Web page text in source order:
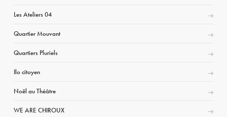
Les Ateliers 04
Quartier Mouvant
Quartiers Pluriels
Ilo citoyen
Noël au Théâtre
WE ARE CHIROUX